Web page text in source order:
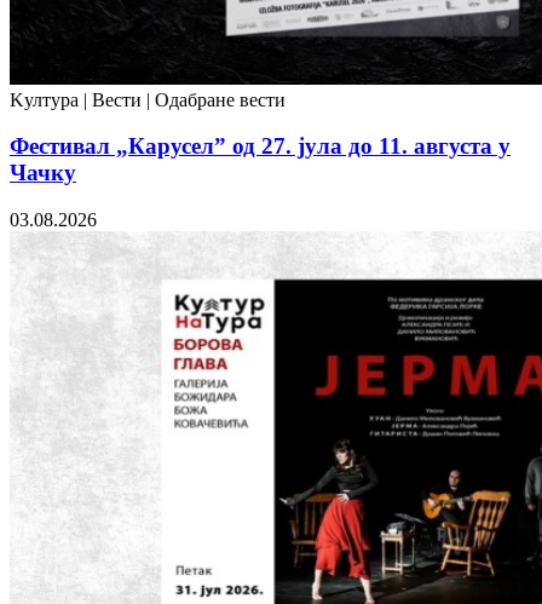
Kултура | Вести | Одабране вести
Фестивал „Карусел” од 27. јула до 11. августа у
Чачку
03.08.2026